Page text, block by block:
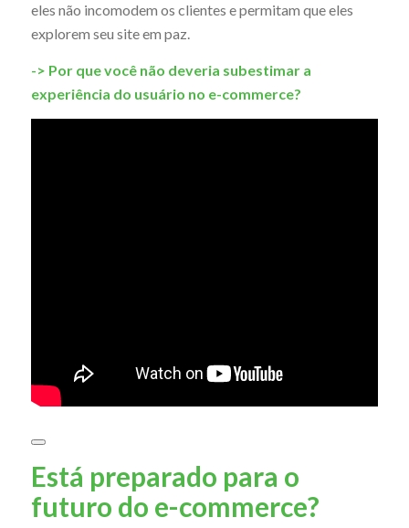
eles não incomodem os clientes e permitam que eles
explorem seu site em paz.
-> Por que você não deveria subestimar a
experiência do usuário no e-commerce?
Está preparado para o
futuro do e-commerce?